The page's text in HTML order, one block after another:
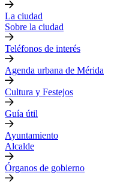
La ciudad
Sobre la ciudad
Teléfonos de interés
Agenda urbana de Mérida
Cultura y Festejos
Guía útil
Ayuntamiento
Alcalde
Órganos de gobierno